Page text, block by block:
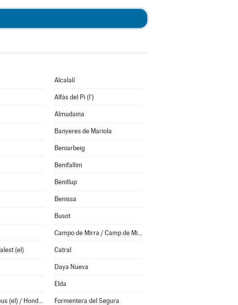
Alcalalí
Alfàs del Pi (l')
Almudaina
Banyeres de Mariola
Beniarbeig
Benifallim
Benillup
Benissa
Busot
Campo de Mirra / Camp de Mirra (el)
(el) Catral
Daya Nueva
Elda
Fondó de les Neus (el) / Hondón de las Nieves Formentera del Segura